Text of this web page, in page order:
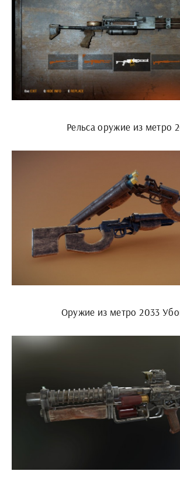
Рельса оружие из метро
Оружие из метро 2033